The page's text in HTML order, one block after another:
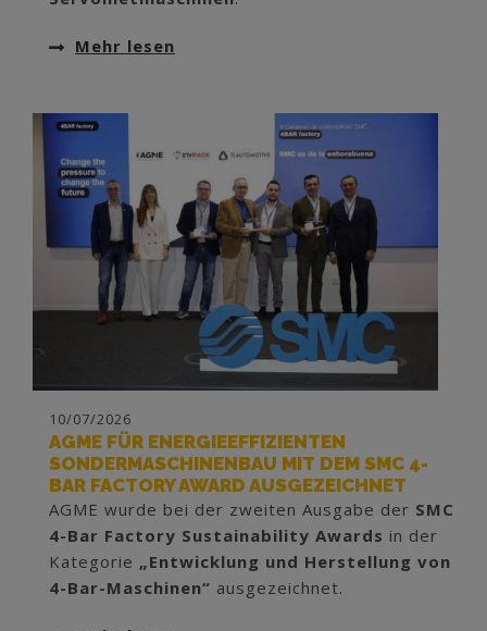
Mehr lesen
10/07/2026
AGME FÜR ENERGIEEFFIZIENTEN
SONDERMASCHINENBAU MIT DEM SMC 4-
BAR FACTORY AWARD AUSGEZEICHNET
AGME wurde bei der zweiten Ausgabe der SMC
4-Bar Factory Sustainability Awards in der
Kategorie „Entwicklung und Herstellung von
4-Bar-Maschinen“ ausgezeichnet.